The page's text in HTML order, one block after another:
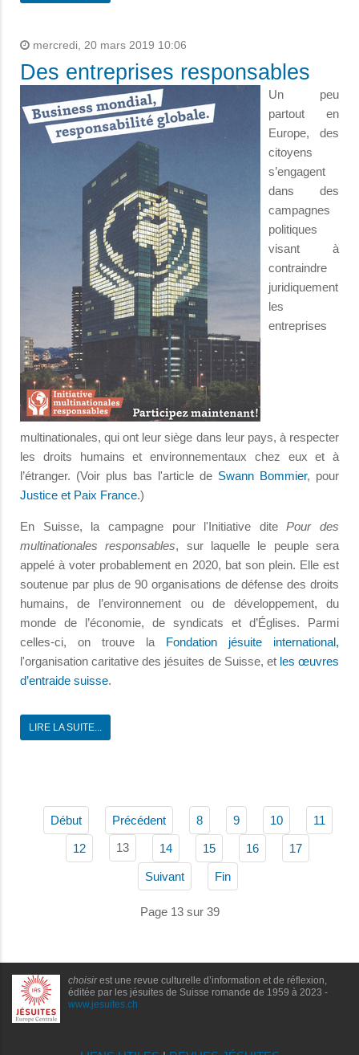
mercredi, 20 mars 2019 10:06
Des entreprises responsables
Un peu
partout en
Europe, des
citoyens
s’engagent
dans des
campagnes
politiques
visant à
contraindre
juridiquement
les
entreprises
multinationales, qui ont leur siège dans leur pays, à respecter
les droits humains et environnementaux chez eux et à
l’étranger. (Voir plus bas l'article de Swann Bommier, pour
Justice et Paix France.)
En Suisse, la campagne pour l'Initiative ditePour des
multinationales responsables, sur laquelle le peuple sera
appelé à voter probablement en 2020, bat son plein. Elle est
soutenue par plus de 90 organisations de défense des droits
humains, de l’environnement ou de développement, du
monde de l’économie, de syndicats et d’Églises. Parmi
celles-ci, on trouve la Fondation jésuite international,
l'organisation caritative des jésuites de Suisse, et les œuvres
d’entraide suisse.
LIRE LA SUITE...
Début Précédent 8 9 10 11
12 13 14 15 16 17
Suivant Fin
Page 13 sur 39
choisirest une revue culturelle d’information et de réflexion,
éditée par les jésuites de Suisse romande de 1959 à 2023 -
www.jesuites.ch